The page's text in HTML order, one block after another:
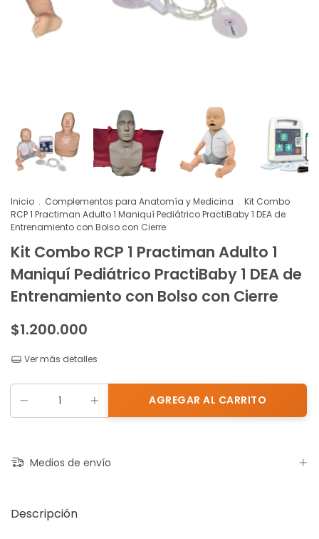
Inicio . Complementos para Anatomía y Medicina . Kit Combo
RCP 1 Practiman Adulto 1 Maniquí Pediátrico PractiBaby 1 DEA de
Entrenamiento con Bolso con Cierre
Kit Combo RCP 1 Practiman Adulto 1
Maniquí Pediátrico PractiBaby 1 DEA de
Entrenamiento con Bolso con Cierre
$1.200.000
Ver más detalles
Medios de envío
Descripción